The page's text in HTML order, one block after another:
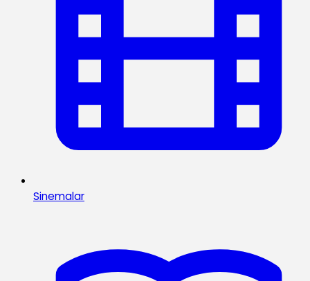
Sinemalar